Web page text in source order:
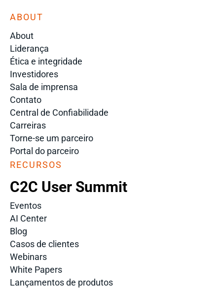
ABOUT
About
Liderança
Ética e integridade
Investidores
Sala de imprensa
Contato
Central de Confiabilidade
Carreiras
Torne-se um parceiro
Portal do parceiro
RECURSOS
C2C User Summit
Eventos
AI Center
Blog
Casos de clientes
Webinars
White Papers
Lançamentos de produtos